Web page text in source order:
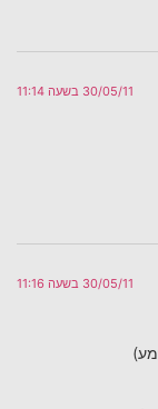
30/05/11 בשעה 11:14
30/05/11 בשעה 11:16